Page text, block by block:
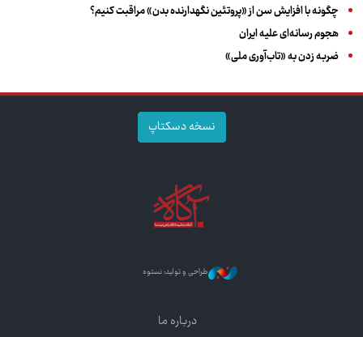
چگونه با افزایش سن از «پروتئین نگهدارنده بدن» مراقبت کنیم؟
هجوم رسانه‌ای علیه ایران
ضربه زدن به «تاب‌آوری ملی»
نسخه دسکتاپ
طراحی و تولید: نستوه
درباره ما